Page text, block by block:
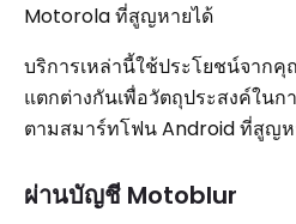
Motorola ที่สูญหายได้
บริการเหล่านี้ใช้ประโยชน์จาก
แตกต่างกันเพื่อวัตถุประสงค์ใน
ตามสมาร์ทโฟน Android ที่สูญ
ผ่านบัญชี Motoblur